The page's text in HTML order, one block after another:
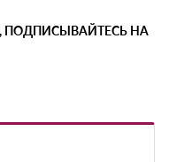
ПОДПИСЫВАЙТЕСЬ НА